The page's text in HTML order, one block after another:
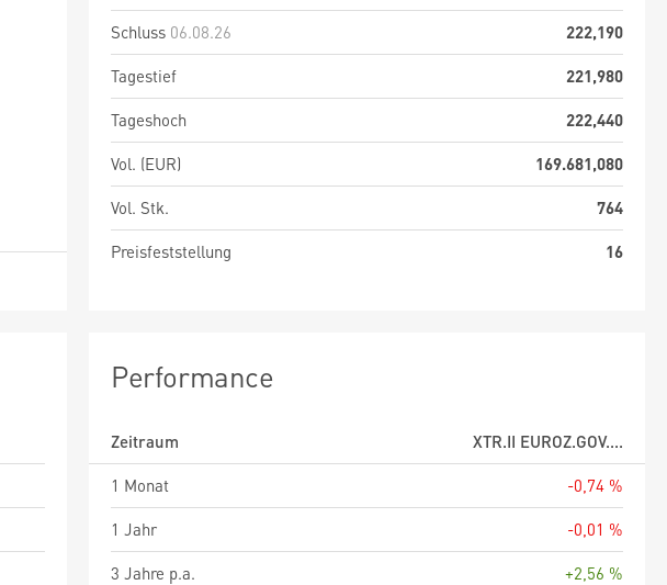
Schluss 06.08.26
222,190
Tagestief
221,980
Tageshoch
222,440
Vol. (EUR)
169.681,080
Vol. Stk.
764
Preisfeststellung
16
Performance
Zeitraum
XTR.II EUROZ.GOV....
1 Monat
-0,74 %
1 Jahr
-0,01 %
3 Jahre p.a.
+2,56 %